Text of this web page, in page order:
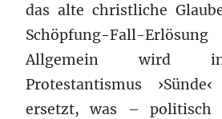
das alte christliche
Schöpfung-Fall-
Allgemein wird
Protestantismus
ersetzt, was – politisch